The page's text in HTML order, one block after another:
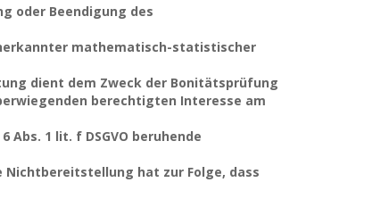
oder Beendigung des
mathematisch-statistischer
dient dem Zweck der Bonitätsprüfung
berechtigten Interesse am
1 lit. f DSGVO beruhende
hat zur Folge, dass